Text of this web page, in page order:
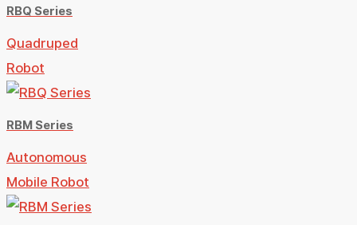
RBQ Series
Quadruped
Robot
RBM Series
Autonomous
Mobile Robot